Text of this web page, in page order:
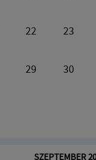
22 23
29 30
SZEPTEMBER